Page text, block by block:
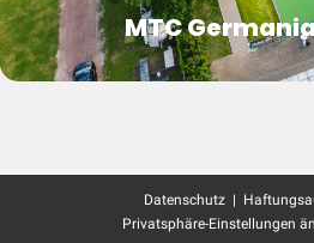
MTC
Datenschutz |
Privatsphäre-Einstellungen